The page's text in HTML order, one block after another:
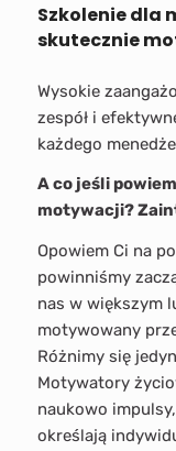
Szkolenie dla
skutecznie
Wysokie
zespół i
każdego
A co jeśli
motywacji?
Opowiem Ci na
powinniśmy
nas w większym
motywowany
Różnimy się
Motywatory
naukowo
określają